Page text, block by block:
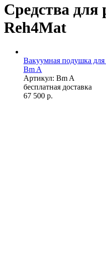
Средства для
Reh4Mat
Вакуумная подушка
Bm A
Артикул: Bm A
бесплатная доставка
67 500 р.